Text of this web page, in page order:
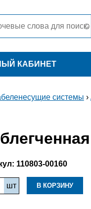
КАБИНЕТ
системы ›
110803-00160